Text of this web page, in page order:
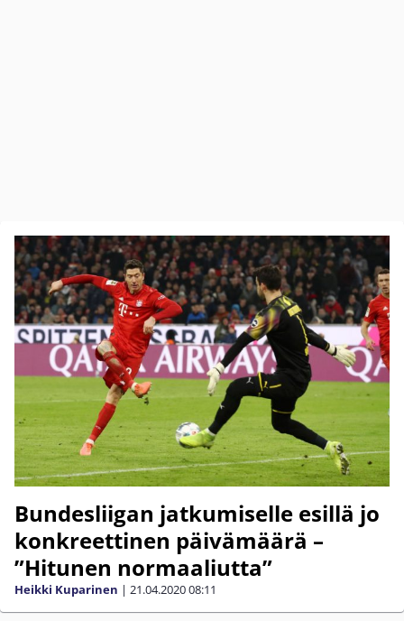
Bundesliigan jatkumiselle esillä jo
konkreettinen päivämäärä –
”Hitunen normaaliutta”
Heikki Kuparinen | 21.04.202008:11